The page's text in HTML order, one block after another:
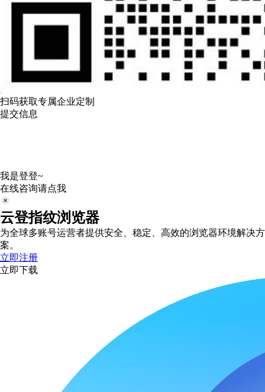
扫码获取专属企业定制
提交信息
我是登登~
在线咨询请点我
云登指纹浏览器
为全球多账号运营者提供安全、稳定、高效的浏览器环境解决方
案。
立即注册
立即下载